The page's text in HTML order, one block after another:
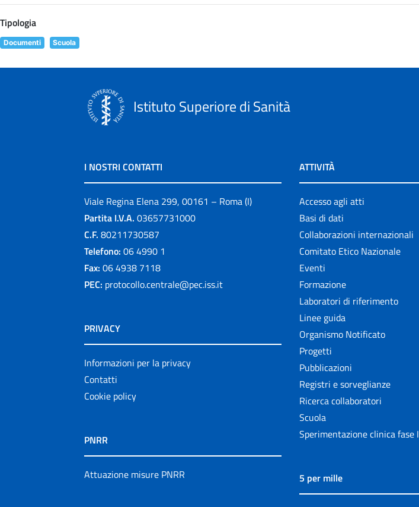
Tipologia
Documenti Scuola
Istituto Superiore di Sanità
I NOSTRI CONTATTI
Viale Regina Elena 299, 00161 – Roma (I)
Partita I.V.A. 03657731000
C.F. 80211730587
Telefono: 06 4990 1
Fax: 06 4938 7118
PEC: protocollo.centrale@pec.iss.it
PRIVACY
Informazioni per la privacy
Contatti
Cookie policy
PNRR
Attuazione misure PNRR
ATTIVITÀ
Accesso agli atti
Basi di dati
Collaborazioni internazionali
Comitato Etico Nazionale
Eventi
Formazione
Laboratori di riferimento
Linee guida
Organismo Notificato
Progetti
Pubblicazioni
Registri e sorveglianze
Ricerca collaboratori
Scuola
Sperimentazione clinica fase I
5 per mille